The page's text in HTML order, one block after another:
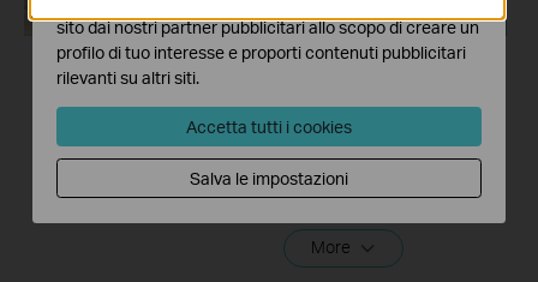
How to turn a router
into an Access
Point?
Forwarding on a TP-
Link router
Take Archer A7 as demonstration.
More
sito dai nostri partner pubblicitari allo scopo di creare un
profilo di tuo interesse e proporti contenuti pubblicitari
rilevanti su altri siti.
Accetta tutti i cookies
Salva le impostazioni